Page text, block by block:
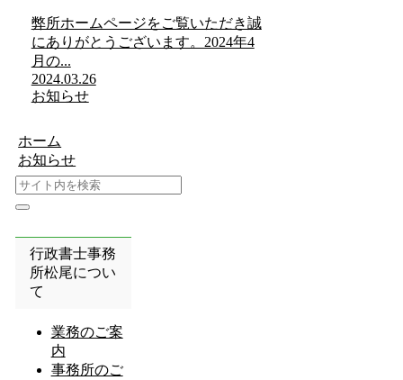
弊所ホームページをご覧いただき誠
にありがとうございます。2024年4
月の...
2024.03.26
お知らせ
ホーム
お知らせ
行政書士事務
所松尾につい
て
業務のご案
内
事務所のご